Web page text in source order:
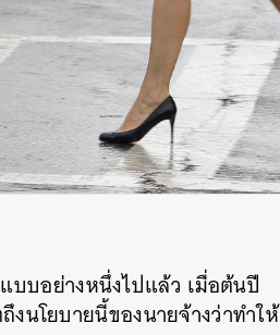
บบอย่างหนึ่งไปแล้ว เมื่อต้นปี
นโยบายนี้ของนายจ้างว่าทำให้